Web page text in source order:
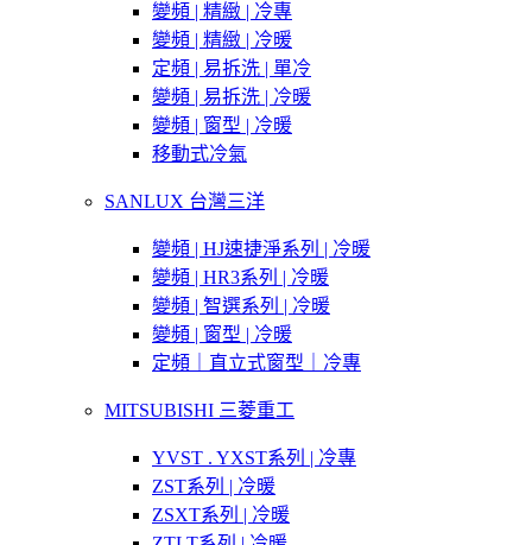
變頻 | 精緻 | 冷專
變頻 | 精緻 | 冷暖
定頻 | 易拆洗 | 單冷
變頻 | 易拆洗 | 冷暖
變頻 | 窗型 | 冷暖
移動式冷氣
SANLUX 台灣三洋
變頻 | HJ速捷淨系列 | 冷暖
變頻 | HR3系列 | 冷暖
變頻 | 智選系列 | 冷暖
變頻 | 窗型 | 冷暖
定頻｜直立式窗型｜冷專
MITSUBISHI 三菱重工
YVST . YXST系列 | 冷專
ZST系列 | 冷暖
ZSXT系列 | 冷暖